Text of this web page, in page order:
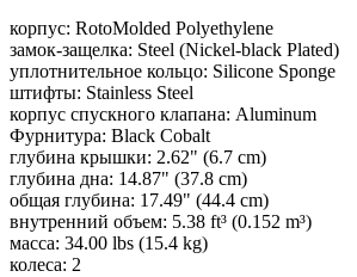
корпус: RotoMolded Polyethylene
замок-защелка: Steel (Nickel-black Plated)
уплотнительное кольцо: Silicone Sponge
штифты: Stainless Steel
корпус спускного клапана: Aluminum
Фурнитура: Black Cobalt
глубина крышки: 2.62" (6.7 cm)
глубина дна: 14.87" (37.8 cm)
общая глубина: 17.49" (44.4 cm)
внутренний объем: 5.38 ft³ (0.152 m³)
масса: 34.00 lbs (15.4 kg)
колеса: 2